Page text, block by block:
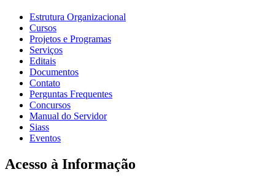
Estrutura Organizacional
Cursos
Projetos e Programas
Serviços
Editais
Documentos
Contato
Perguntas Frequentes
Concursos
Manual do Servidor
Siass
Eventos
Acesso à Informação